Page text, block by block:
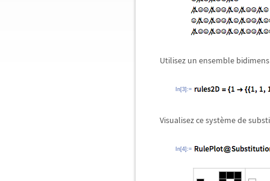
Utilisez un ensemble
In[3]:=
Visualisez ce système de
In[4]:=